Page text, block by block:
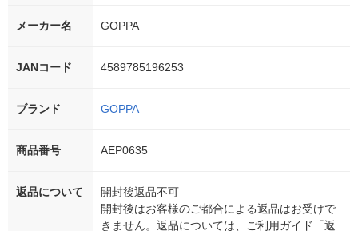
メーカー名 GOPPA
JANコード 4589785196253
ブランド GOPPA
商品番号 AEP0635
返品について
開封後返品不可
開封後はお客様のご都合による返品はお受けで
きません。返品については、ご利用ガイド「返